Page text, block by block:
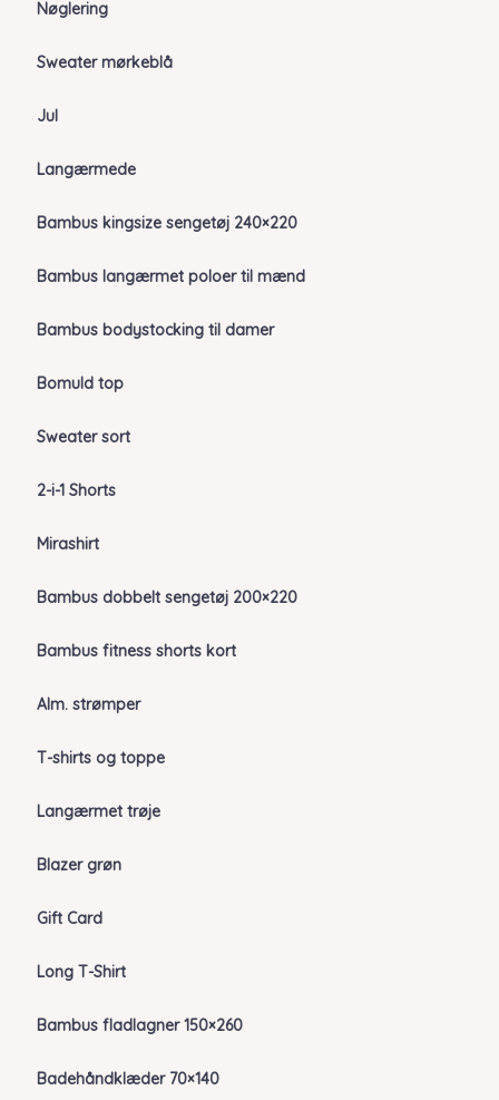
Nøglering
Sweater mørkeblå
Jul
Langærmede
Bambus kingsize sengetøj 240×220
Bambus langærmet poloer til mænd
Bambus bodystocking til damer
Bomuld top
Sweater sort
2-i-1 Shorts
Mirashirt
Bambus dobbelt sengetøj 200×220
Bambus fitness shorts kort
Alm. strømper
T-shirts og toppe
Langærmet trøje
Blazer grøn
Gift Card
Long T-Shirt
Bambus fladlagner 150×260
Badehåndklæder 70×140